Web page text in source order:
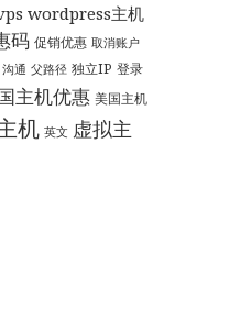
wordpress主机
码 促销优惠 取消账户
沟通 父路径 独立IP 登录
主机优惠 美国主机
机 英文 虚拟主